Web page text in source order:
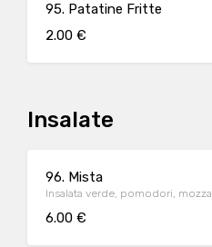
95. Patatine Fritte
2.00 €
Insalate
96. Mista
Insalata verde, pomodori,
6.00 €